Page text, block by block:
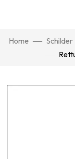
Home Schilder